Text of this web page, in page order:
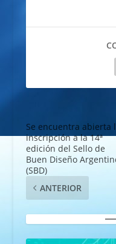
Se encuentra abierta
inscripción a la 14ª
edición del Sello de
Buen Diseño
(SBD)
ANTERIOR